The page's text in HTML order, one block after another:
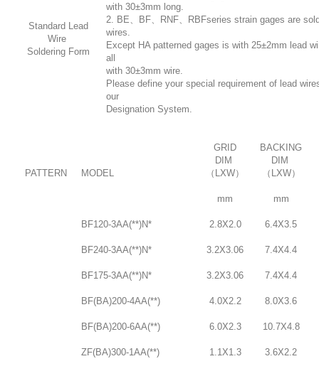
Standard Lead
Wire
Soldering Form
with 30±3mm long.
2. BE、BF、RNF、RBFseries strain gages are
wires.
Except HA patterned gages is with 25±2mm lead
all
with 30±3mm wire.
Please define your special requirement of lead
our
Designation System.
PATTERN MODEL
GRID
DIM
（LXW）
BACKING
DIM
（LXW）
mm mm
BF120-3AA(**)N* 2.8X2.0 6.4X3.5
BF240-3AA(**)N* 3.2X3.06 7.4X4.4
BF175-3AA(**)N* 3.2X3.06 7.4X4.4
BF(BA)200-4AA(**) 4.0X2.2 8.0X3.6
BF(BA)200-6AA(**) 6.0X2.3 10.7X4.8
ZF(BA)300-1AA(**) 1.1X1.3 3.6X2.2